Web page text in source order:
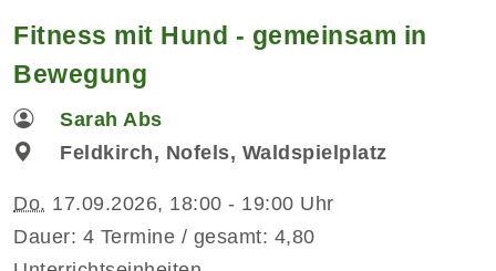
Fitness mit Hund - gemeinsam in
Bewegung
Sarah Abs
Feldkirch, Nofels, Waldspielplatz
Do. 17.09.2026, 18:00 - 19:00 Uhr
Dauer: 4 Termine / gesamt: 4,80